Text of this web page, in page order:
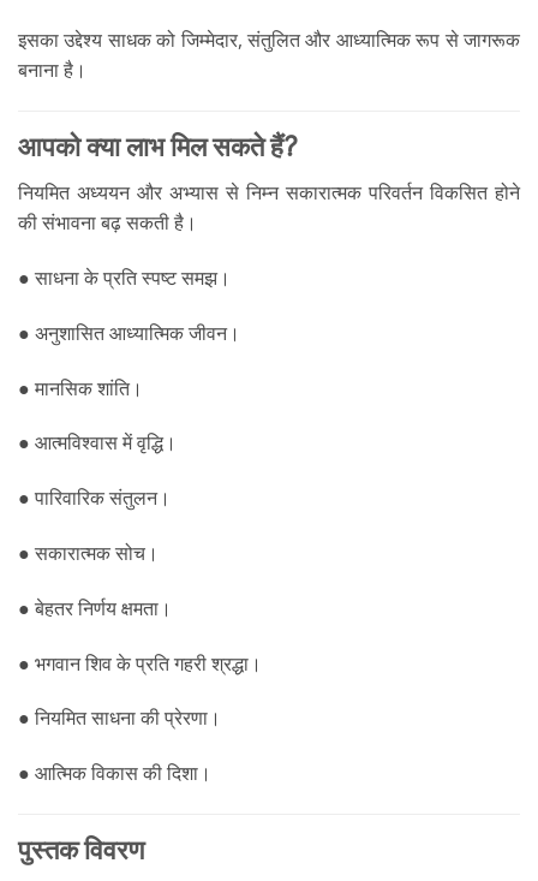
इसका उद्देश्य साधक को जिम्मेदार, संतुलित और आध्यात्मिक रूप से जागरूक
बनाना है।
आपको क्या लाभ मिल सकते हैं?
नियमित अध्ययन और अभ्यास से निम्न सकारात्मक परिवर्तन विकसित होने
की संभावना बढ़ सकती है।
● साधना के प्रति स्पष्ट समझ।
● अनुशासित आध्यात्मिक जीवन।
● मानसिक शांति।
● आत्मविश्वास में वृद्धि।
● पारिवारिक संतुलन।
● सकारात्मक सोच।
● बेहतर निर्णय क्षमता।
● भगवान शिव के प्रति गहरी श्रद्धा।
● नियमित साधना की प्रेरणा।
● आत्मिक विकास की दिशा।
पुस्तक विवरण